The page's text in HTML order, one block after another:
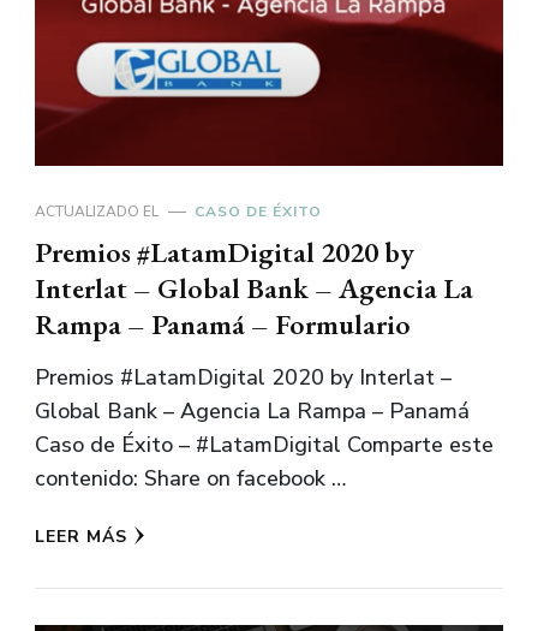
ACTUALIZADO EL CASO DE ÉXITO
Premios #LatamDigital 2020 by
Interlat – Global Bank – Agencia La
Rampa – Panamá – Formulario
Premios #LatamDigital 2020 by Interlat –
Global Bank – Agencia La Rampa – Panamá
Caso de Éxito – #LatamDigital Comparte este
contenido: Share on facebook …
LEER MÁS